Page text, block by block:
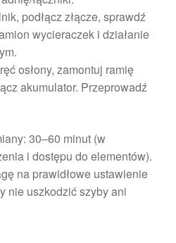
podłącz złącze, sprawdź
wycieraczek i działanie
osłony, zamontuj ramię
akumulator. Przeprowadź
30–60 minut (w
i dostępu do elementów).
na prawidłowe ustawienie
nie uszkodzić szyby ani